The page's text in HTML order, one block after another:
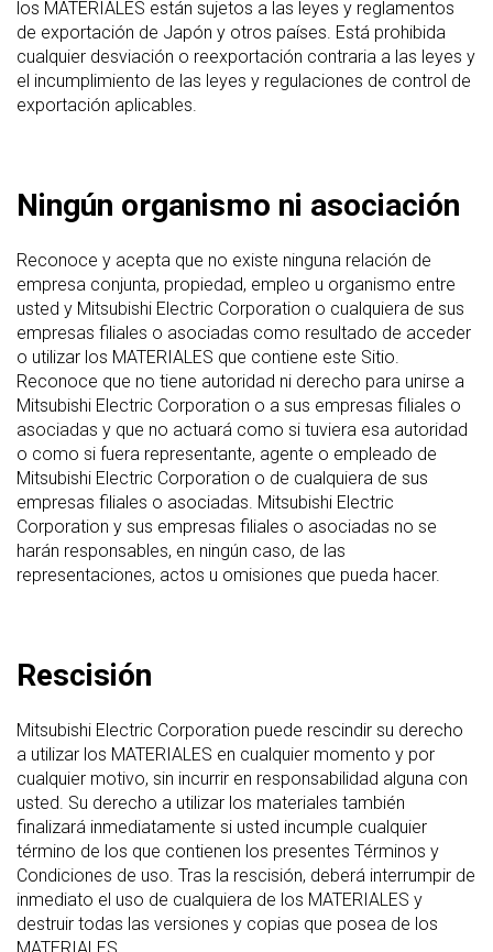
los MATERIALES están sujetos a las leyes y reglamentos
de exportación de Japón y otros países. Está prohibida
cualquier desviación o reexportación contraria a las leyes y
el incumplimiento de las leyes y regulaciones de control de
exportación aplicables.
Ningún organismo ni asociación
Reconoce y acepta que no existe ninguna relación de
empresa conjunta, propiedad, empleo u organismo entre
usted y Mitsubishi Electric Corporation o cualquiera de sus
empresas filiales o asociadas como resultado de acceder
o utilizar los MATERIALES que contiene este Sitio.
Reconoce que no tiene autoridad ni derecho para unirse a
Mitsubishi Electric Corporation o a sus empresas filiales o
asociadas y que no actuará como si tuviera esa autoridad
o como si fuera representante, agente o empleado de
Mitsubishi Electric Corporation o de cualquiera de sus
empresas filiales o asociadas. Mitsubishi Electric
Corporation y sus empresas filiales o asociadas no se
harán responsables, en ningún caso, de las
representaciones, actos u omisiones que pueda hacer.
Rescisión
Mitsubishi Electric Corporation puede rescindir su derecho
a utilizar los MATERIALES en cualquier momento y por
cualquier motivo, sin incurrir en responsabilidad alguna con
usted. Su derecho a utilizar los materiales también
finalizará inmediatamente si usted incumple cualquier
término de los que contienen los presentes Términos y
Condiciones de uso. Tras la rescisión, deberá interrumpir de
inmediato el uso de cualquiera de los MATERIALES y
destruir todas las versiones y copias que posea de los